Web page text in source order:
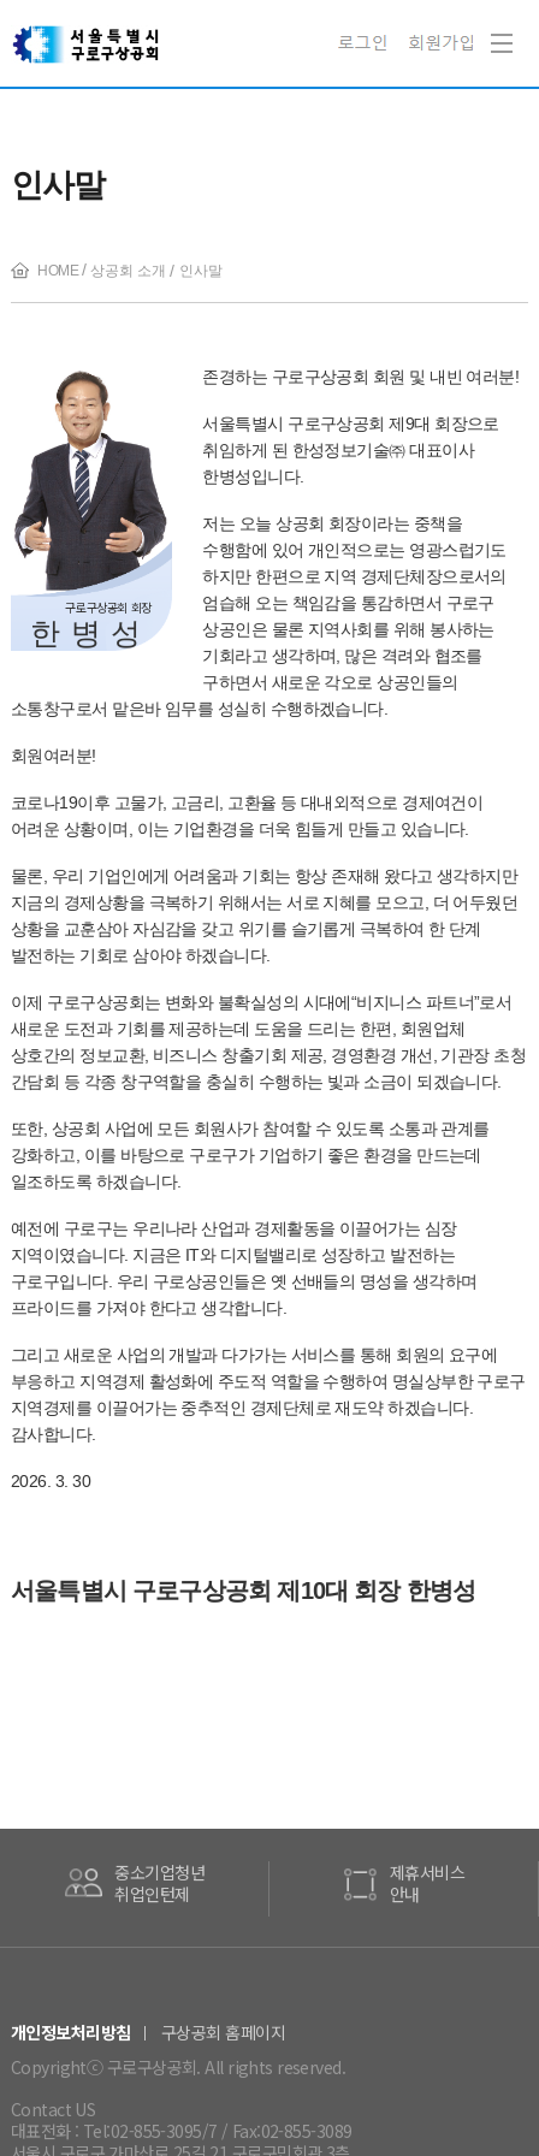
인사말
HOME 상공회 소개 인사말
구로구상공회 회장
한병성
존경하는 구로구상공회 회원 및 내빈 여러분!
서울특별시 구로구상공회 제9대 회장으로
취임하게 된 한성정보기술㈜ 대표이사
한병성입니다.
저는 오늘 상공회 회장이라는 중책을
수행함에 있어 개인적으로는 영광스럽기도
하지만 한편으로 지역 경제단체장으로서의
엄습해 오는 책임감을 통감하면서 구로구
상공인은 물론 지역사회를 위해 봉사하는
기회라고 생각하며, 많은 격려와 협조를
구하면서 새로운 각오로 상공인들의
소통창구로서 맡은바 임무를 성실히 수행하겠습니다.
회원여러분!
코로나19이후 고물가, 고금리, 고환율 등 대내외적으로 경제여건이
어려운 상황이며, 이는 기업환경을 더욱 힘들게 만들고 있습니다.
물론, 우리 기업인에게 어려움과 기회는 항상 존재해 왔다고 생각하지만
지금의 경제상황을 극복하기 위해서는 서로 지혜를 모으고, 더 어두웠던
상황을 교훈삼아 자심감을 갖고 위기를 슬기롭게 극복하여 한 단계
발전하는 기회로 삼아야 하겠습니다.
이제 구로구상공회는 변화와 불확실성의 시대에“비지니스 파트너”로서
새로운 도전과 기회를 제공하는데 도움을 드리는 한편, 회원업체
상호간의 정보교환, 비즈니스 창출기회 제공, 경영환경 개선, 기관장 초청
간담회 등 각종 창구역할을 충실히 수행하는 빛과 소금이 되겠습니다.
또한, 상공회 사업에 모든 회원사가 참여할 수 있도록 소통과 관계를
강화하고, 이를 바탕으로 구로구가 기업하기 좋은 환경을 만드는데
일조하도록 하겠습니다.
예전에 구로구는 우리나라 산업과 경제활동을 이끌어가는 심장
지역이였습니다. 지금은 IT와 디지털밸리로 성장하고 발전하는
구로구입니다. 우리 구로상공인들은 옛 선배들의 명성을 생각하며
프라이드를 가져야 한다고 생각합니다.
그리고 새로운 사업의 개발과 다가가는 서비스를 통해 회원의 요구에
부응하고 지역경제 활성화에 주도적 역할을 수행하여 명실상부한 구로구
지역경제를 이끌어가는 중추적인 경제단체로 재도약 하겠습니다.
감사합니다.
2026. 3. 30
서울특별시 구로구상공회 제10대 회장 한병성
개인정보처리방침
구상공회 홈페이지
Copyrightⓒ 구로구상공회. All rights reserved.
Contact US
대표전화 : Tel:02-855-3095/7 / Fax:02-855-3089